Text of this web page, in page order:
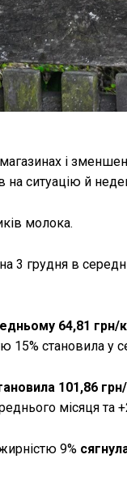
і
на ситуацію й
молока.
3 грудня в
64,81 грн/
15% становила у
101,86
місяця
9%